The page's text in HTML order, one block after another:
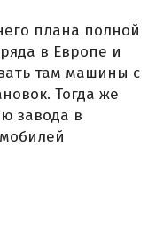
плана полной
в Европе и
там машины с
Тогда же
завода в